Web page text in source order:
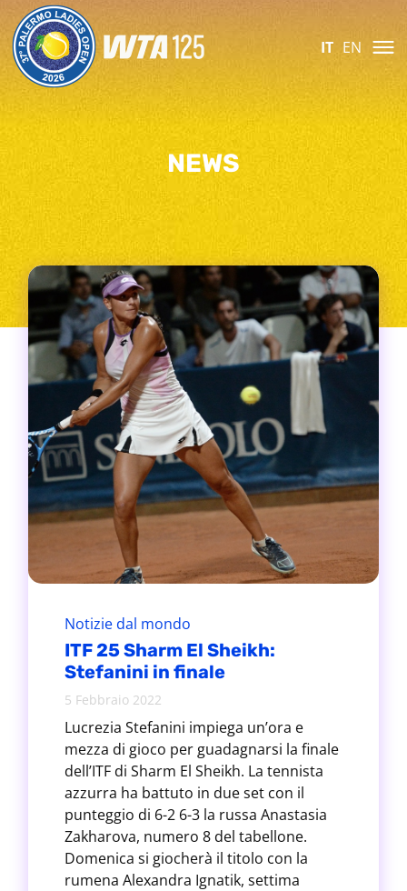
IT EN
NEWS
Notizie dal mondo
ITF 25 Sharm El Sheikh:
Stefanini in finale
5 Febbraio 2022
Lucrezia Stefanini impiega un’ora e
mezza di gioco per guadagnarsi la finale
dell’ITF di Sharm El Sheikh. La tennista
azzurra ha battuto in due set con il
punteggio di 6-2 6-3 la russa Anastasia
Zakharova, numero 8 del tabellone.
Domenica si giocherà il titolo con la
rumena Alexandra Ignatik, settima